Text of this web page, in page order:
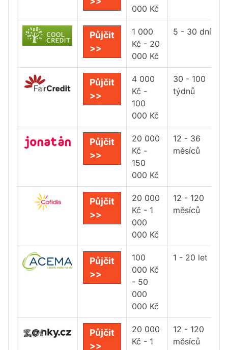
000 Kč
Půjčit
>>
1 000
Kč - 20
000 Kč
5 - 30 dní
Půjčit
>>
4 000
Kč -
100
000 Kč
30 - 100
týdnů
Půjčit
>>
20 000
Kč -
150
000 Kč
12 - 36
měsíců
Půjčit
>>
20 000
Kč - 1
000
000 Kč
12 - 120
měsíců
Půjčit
>>
100
000 Kč
- 50
000
000 Kč
1 - 20 let
Půjčit
>>
20 000
Kč - 1
12 - 120
měsíců